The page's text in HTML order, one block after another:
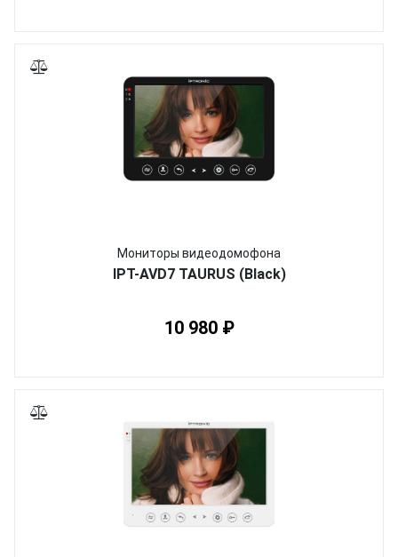
Мониторы видеодомофона
IPT-AVD7 TAURUS (Black)
10 980 ₽